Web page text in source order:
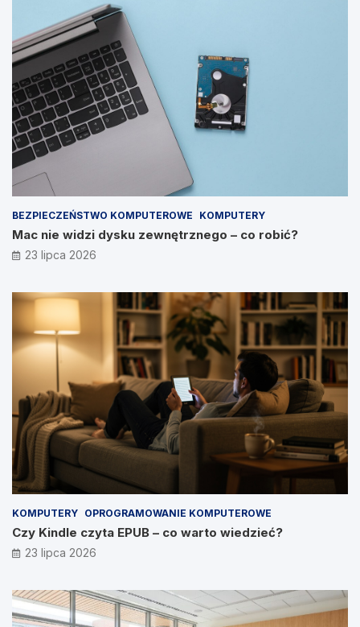
BEZPIECZEŃSTWO KOMPUTEROWE KOMPUTERY
Mac nie widzi dysku zewnętrznego – co robić?
23 lipca 2026
KOMPUTERY OPROGRAMOWANIE KOMPUTEROWE
Czy Kindle czyta EPUB – co warto wiedzieć?
23 lipca 2026